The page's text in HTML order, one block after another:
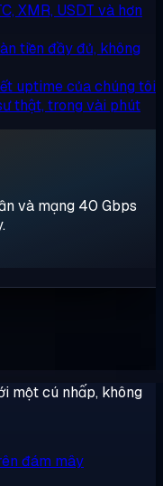
XMR, USDT và hơn
tiền đầy đủ, không
uptime của chúng tôi
thật, trong vài phút
và mạng 40 Gbps
một cú nhấp, không
đám mây